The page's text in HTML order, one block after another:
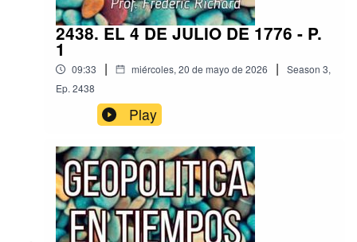
2438. EL 4 DE JULIO DE 1776 - P.
1
09:33 | miércoles, 20 de mayo de 2026 | Season 3,
Ep. 2438
Play